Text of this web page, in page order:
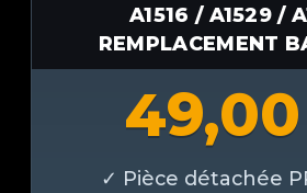
A1516 / A1529 /
REMPLACEMENT
49,00